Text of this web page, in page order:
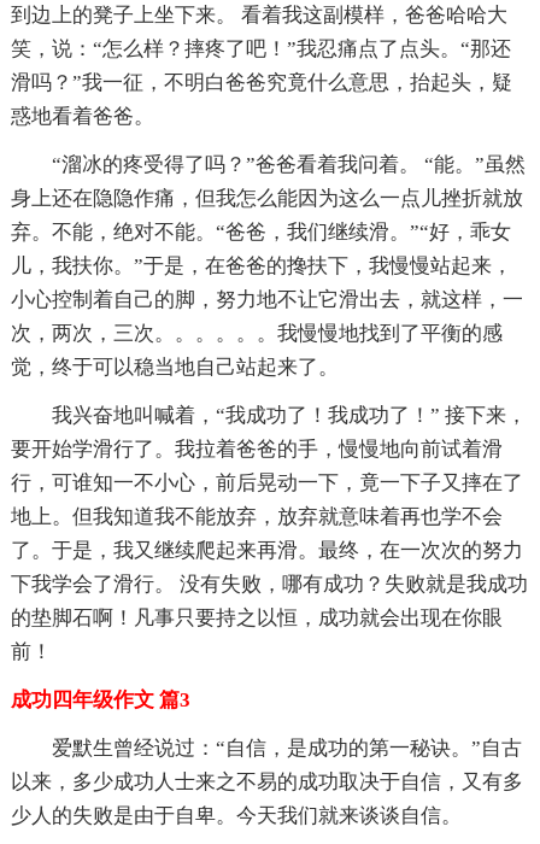
到边上的凳子上坐下来。 看着我这副模样，爸爸哈哈大
笑，说：“怎么样？摔疼了吧！”我忍痛点了点头。“那还
滑吗？”我一征，不明白爸爸究竟什么意思，抬起头，疑
惑地看着爸爸。
“溜冰的疼受得了吗？”爸爸看着我问着。 “能。”虽然
身上还在隐隐作痛，但我怎么能因为这么一点儿挫折就放
弃。不能，绝对不能。“爸爸，我们继续滑。”“好，乖女
儿，我扶你。”于是，在爸爸的搀扶下，我慢慢站起来，
小心控制着自己的脚，努力地不让它滑出去，就这样，一
次，两次，三次。。。。。。我慢慢地找到了平衡的感
觉，终于可以稳当地自己站起来了。
我兴奋地叫喊着，“我成功了！我成功了！” 接下来，
要开始学滑行了。我拉着爸爸的手，慢慢地向前试着滑
行，可谁知一不小心，前后晃动一下，竟一下子又摔在了
地上。但我知道我不能放弃，放弃就意味着再也学不会
了。于是，我又继续爬起来再滑。最终，在一次次的努力
下我学会了滑行。 没有失败，哪有成功？失败就是我成功
的垫脚石啊！凡事只要持之以恒，成功就会出现在你眼
前！
成功四年级作文 篇3
爱默生曾经说过：“自信，是成功的第一秘诀。”自古
以来，多少成功人士来之不易的成功取决于自信，又有多
少人的失败是由于自卑。今天我们就来谈谈自信。